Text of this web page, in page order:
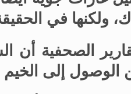
ولكنها في
الصحفية أن
الوصول إلى